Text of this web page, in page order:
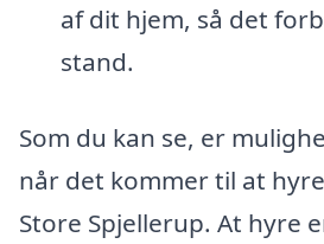
af dit hjem, så det
stand.
Som du kan se, er
når det kommer til at
Store Spjellerup. At hyre